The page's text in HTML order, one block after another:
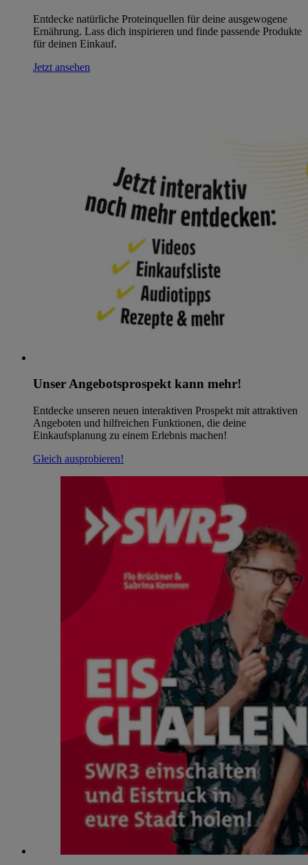
Entdecke natürliche Proteinquellen für deine ausgewogene
Ernährung. Lass dich inspirieren und finde passende Produkte
für deinen Einkauf.
Jetzt ansehen
Unser Angebotsprospekt kann mehr!
Entdecke unseren neuen interaktiven Prospekt mit attraktiven
Angeboten und hilfreichen Funktionen, die deine
Einkaufsplanung zu einem Erlebnis machen!
Gleich ausprobieren!